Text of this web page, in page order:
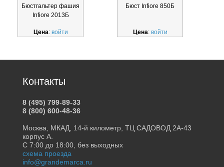
Бюстгальтер фашия
Infiore 2013Б
Цена: войти
Бюст Infiore 850Б
Цена: войти
Контакты
8 (495) 799-89-33
8 (800) 600-48-36
Москва, МКАД, 14-й километр, ТЦ САДОВОД 2А-43
корпус А.
С 7:00 до 18:00, без выходных
схема проезда
info@grandemarca.ru